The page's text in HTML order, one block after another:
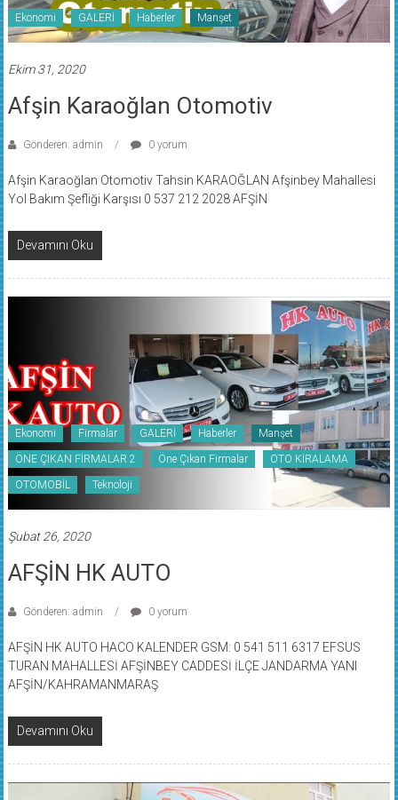
Ekonomi GALERİ Haberler Manşet
Afşin Karaoğlan Otomotiv
Afşin Karaoğlan Otomotiv Tahsin KARAOĞLAN Afşinbey Mahallesi
Yol Bakım Şefliği Karşısı 0 537 212 2028 AFŞİN
Devamını Oku
Ekonomi Firmalar GALERİ Haberler Manşet
ÖNE ÇIKAN FİRMALAR 2 Öne Çıkan Firmalar OTO KİRALAMA
OTOMOBİL Teknoloji
AFŞİN HK AUTO
AFŞİN HK AUTO HACO KALENDER GSM: 0 541 511 6317 EFSUS
TURAN MAHALLESİ AFŞİNBEY CADDESİ İLÇE JANDARMA YANI
AFŞİN/KAHRAMANMARAŞ
Devamını Oku